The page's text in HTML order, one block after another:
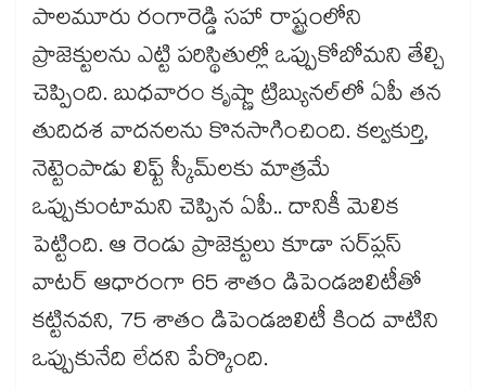
పాలమూరు రంగారెడ్డి సహా రాష్ట్రంలోని
ప్రాజెక్టులను ఎట్టి పరిస్థితుల్లో ఒప్పుకోబోమని తేల్చి
చెప్పింది. బుధవారం కృష్ణా ట్రిబ్యునల్​లో ఏపీ తన
తుదిదశ వాదనలను కొనసాగించింది. కల్వకుర్తి,
నెట్టెంపాడు లిఫ్ట్​ స్కీమ్​లకు మాత్రమే
ఒప్పుకుంటామని చెప్పిన ఏపీ.. దానికీ మెలిక
పెట్టింది. ఆ రెండు ప్రాజెక్టులు కూడా సర్​ప్లస్​
వాటర్​ ఆధారంగా 65 శాతం డిపెండబిలిటీతో
కట్టినవని, 75 శాతం డిపెండబిలిటీ కింద వాటిని
ఒప్పుకునేది లేదని పేర్కొంది.